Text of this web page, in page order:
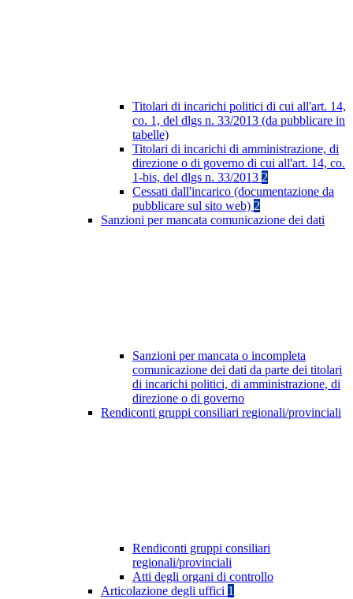
Titolari di incarichi politici di cui all'art. 14,
co. 1, del dlgs n. 33/2013 (da pubblicare in
tabelle)
Titolari di incarichi di amministrazione, di
direzione o di governo di cui all'art. 14, co.
1-bis, del dlgs n. 33/2013 2
Cessati dall'incarico (documentazione da
pubblicare sul sito web) 2
Sanzioni per mancata comunicazione dei dati
Sanzioni per mancata o incompleta
comunicazione dei dati da parte dei titolari
di incarichi politici, di amministrazione, di
direzione o di governo
Rendiconti gruppi consiliari regionali/provinciali
Rendiconti gruppi consiliari
regionali/provinciali
Atti degli organi di controllo
Articolazione degli uffici 1